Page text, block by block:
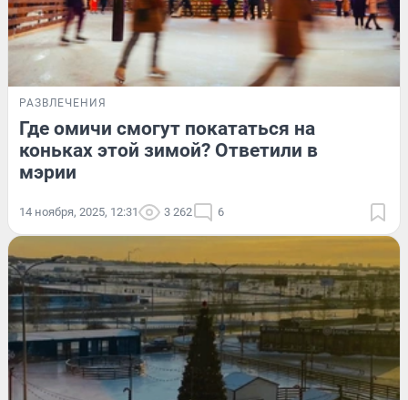
РАЗВЛЕЧЕНИЯ
Где омичи смогут покататься на
коньках этой зимой? Ответили в
мэрии
14 ноября, 2025, 12:31 3 262 6